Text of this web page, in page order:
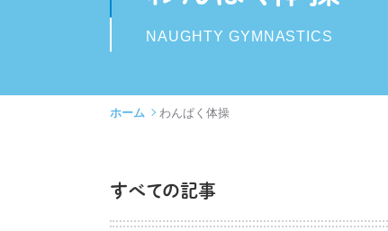
NAUGHTY GYMNASTICS
ホーム わんぱく体操
すべての記事